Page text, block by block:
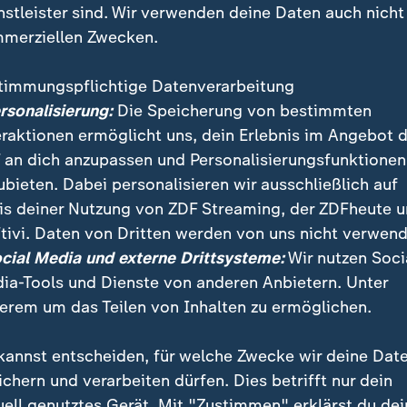
Nominierung als Vizepräsidentenkandidat der
Der Der US-Senator, der Trump einst als Idiot
sind. Wir verwenden deine Daten auch nicht
Zwecken.
Datenverarbeitung
Die Speicherung von bestimmten
ermöglicht uns, dein Erlebnis im Angebot
an dich anzupassen und Personalisierungsfunktionen
Dabei personalisieren wir ausschließlich auf
deiner Nutzung von ZDF Streaming, der ZDFheute
Daten von Dritten werden von uns nicht
Media und externe Drittsysteme:Wir nutzen
Tools und Dienste von anderen Anbietern. Unter
um das Teilen von Inhalten zu ermöglichen.
entscheiden, für welche Zwecke wir deine
und verarbeiten dürfen. Dies betrifft nur dein